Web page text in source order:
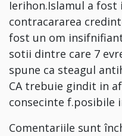
Ierihon.Islamul a
contracararea
fost un om
sotii dintre care 7
spune ca steagul
CA trebuie gindit in
consecinte f.posibile
Comentariile sunt